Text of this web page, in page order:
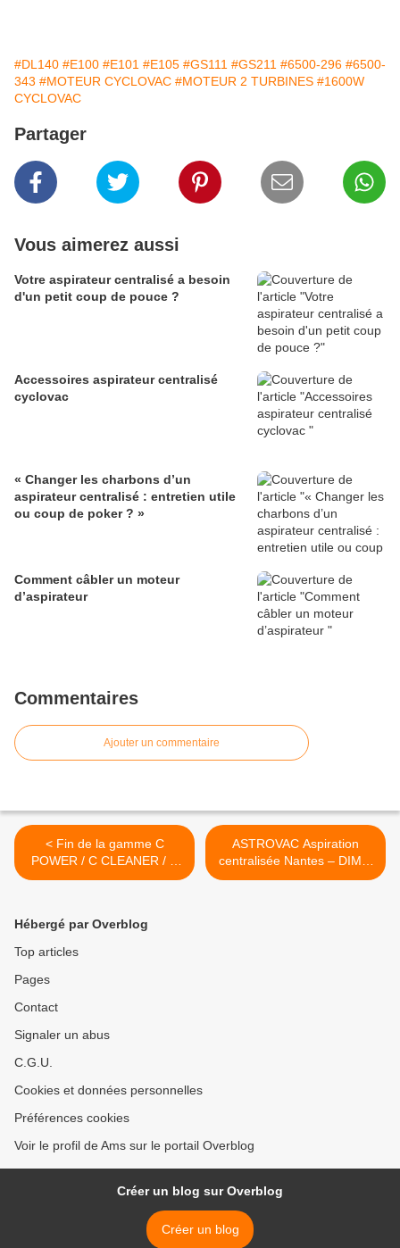
#DL140 #E100 #E101 #E105 #GS111 #GS211 #6500-296 #6500-
343 #MOTEUR CYCLOVAC #MOTEUR 2 TURBINES #1600W
CYCLOVAC
Partager
Vous aimerez aussi
Votre aspirateur centralisé a besoin
d'un petit coup de pouce ?
Accessoires aspirateur centralisé
cyclovac
« Changer les charbons d’un
aspirateur centralisé : entretien utile
ou coup de poker ? »
Comment câbler un moteur
d’aspirateur
Commentaires
Ajouter un commentaire
< Fin de la gamme C
POWER / C CLEANER / C
BOOSTER
ASTROVAC Aspiration
centralisée Nantes – DIMAI
Nantes >
Hébergé par Overblog
Top articles
Pages
Contact
Signaler un abus
C.G.U.
Cookies et données personnelles
Préférences cookies
Voir le profil de Ams sur le portail Overblog
Créer un blog sur Overblog
Créer un blog